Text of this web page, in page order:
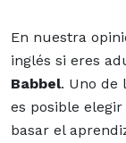
En nuestra
inglés si eres
Babbel. Uno de
es posible
basar el